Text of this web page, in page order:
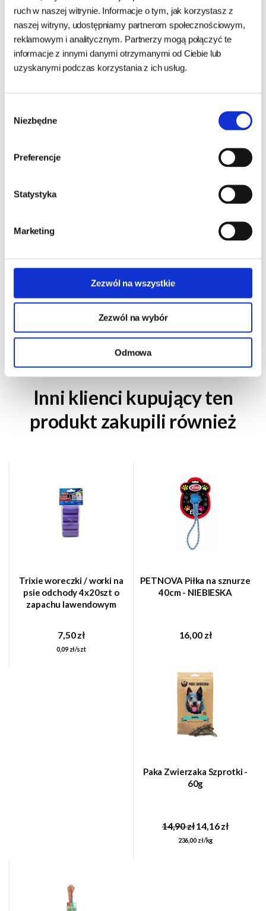
ruch w naszej witrynie. Informacje o tym, jak korzystasz z
naszej witryny, udostępniamy partnerom społecznościowym,
reklamowym i analitycznym. Partnerzy mogą połączyć te
informacje z innymi danymi otrzymanymi od Ciebie lub
uzyskanymi podczas korzystania z ich usług.
zgody
Niezbędne
Preferencje
Statystyka
Marketing
Zezwól na wszystkie
Zezwól na wybór
Odmowa
Zapytaj o produkt
Imię i nazwisko:
Adres e-mail:
Twoje pytanie:
WYŚLIJ
Inni klienci kupujący ten
produkt zakupili również
Trixie woreczki / worki na
psie odchody 4x20szt o
zapachu lawendowym
7,50 zł
0,09 zł/szt
PETNOVA Piłka na sznurze
40cm - NIEBIESKA
16,00 zł
Paka Zwierzaka Szprotki -
60g
14,90 zł14,16 zł
236,00 zł/kg